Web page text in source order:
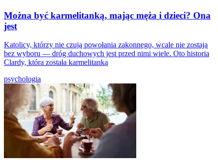
Można być karmelitanką, mając męża i dzieci? Ona
jest
Katolicy, którzy nie czują powołania zakonnego, wcale nie zostają
bez wyboru — dróg duchowych jest przed nimi wiele. Oto historia
Clardy, która została karmelitanką
psychologia